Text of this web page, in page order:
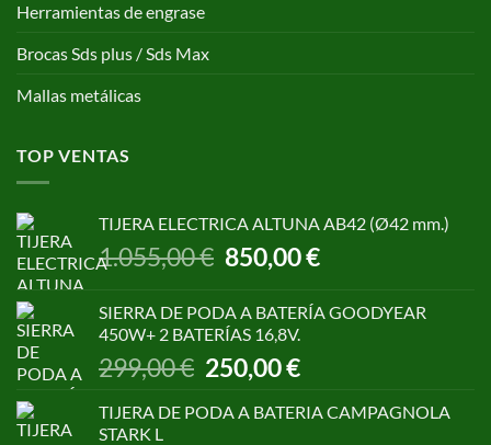
Herramientas de engrase
Brocas Sds plus / Sds Max
Mallas metálicas
TOP VENTAS
TIJERA ELECTRICA ALTUNA AB42 (Ø42 mm.)
1.055,00€ El
precio
era:
1.055,00 €.
850,00€El
precio
es:
SIERRA DE PODA A BATERÍA GOODYEAR
450W+ 2 BATERÍAS 16,8V.
299,00€ El
precio
original
250,00€El
precio
actual
TIJERA DE PODA A BATERIA CAMPAGNOLA
STARK L